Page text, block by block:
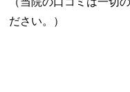
ださい。）